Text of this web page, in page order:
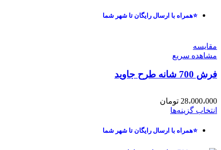
⭐همراه با ارسال رایگان تا شهر شما
مقایسه
مشاهده سریع
فرش 700 شانه طرح جاوید
28،000،000 تومان
انتخاب گزینه‌ها
⭐همراه با ارسال رایگان تا شهر شما